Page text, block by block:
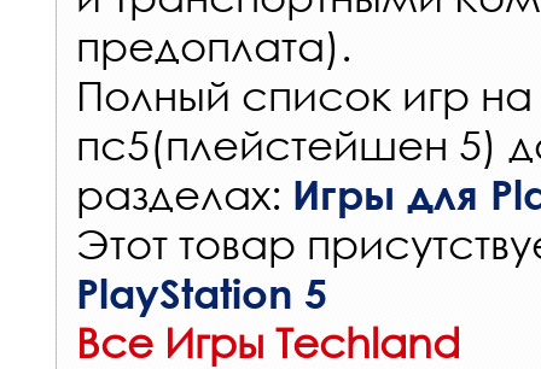
предоплата).
Полный список игр на
пс5(плейстейшен 5)
разделах: Игры для
Этот товар
PlayStation 5
Все Игры Techland